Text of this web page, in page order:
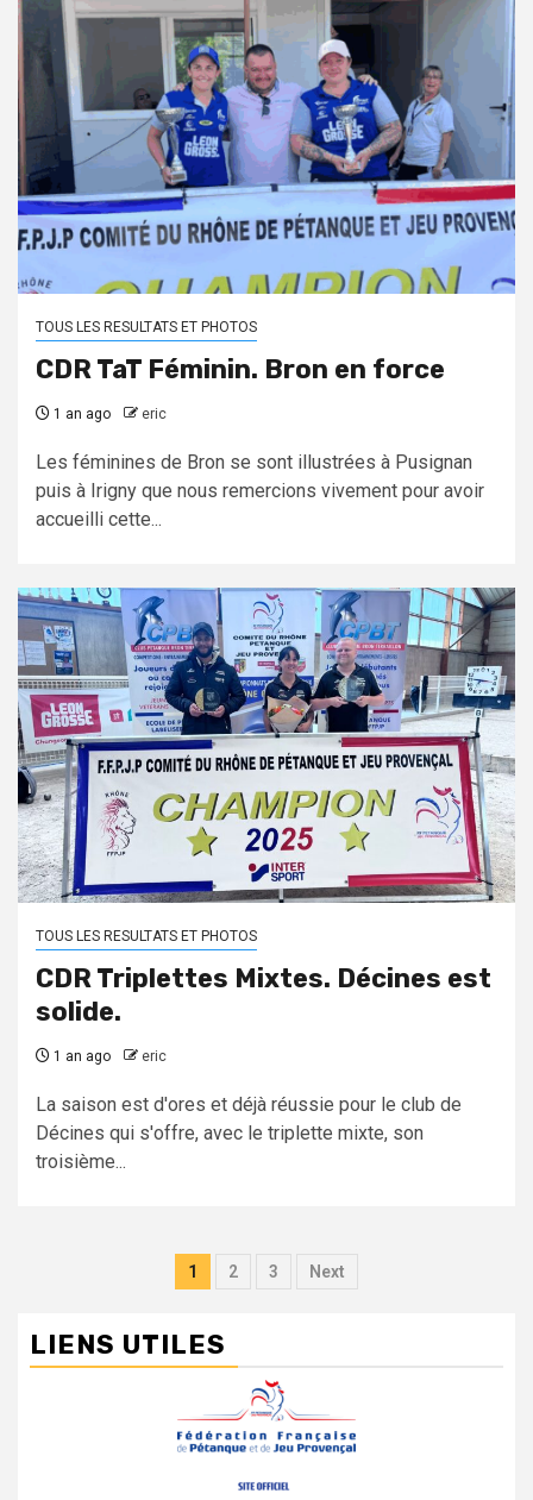
TOUS LES RESULTATS ET PHOTOS
CDR TaT Féminin. Bron en force
1 an ago eric
Les féminines de Bron se sont illustrées à Pusignan
puis à Irigny que nous remercions vivement pour avoir
accueilli cette...
TOUS LES RESULTATS ET PHOTOS
CDR Triplettes Mixtes. Décines est
solide.
1 an ago eric
La saison est d'ores et déjà réussie pour le club de
Décines qui s'offre, avec le triplette mixte, son
troisième...
1 2 3 Next
LIENS UTILES